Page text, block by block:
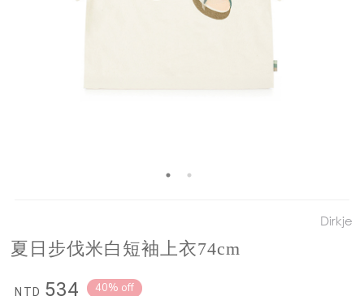
Dirkje
夏日步伐米白短袖上衣74cm
NTD 534 40% off